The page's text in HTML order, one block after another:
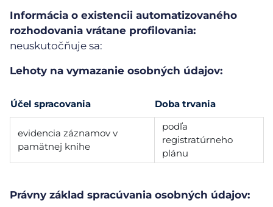
Informácia o existencii automatizovaného
rozhodovania vrátane profilovania:
neuskutočňuje sa:
Lehoty na vymazanie osobných údajov:
Účel spracovania Doba trvania
evidencia záznamov v
pamätnej knihe
podľa
registratúrneho
plánu
Právny základ spracúvania osobných údajov: